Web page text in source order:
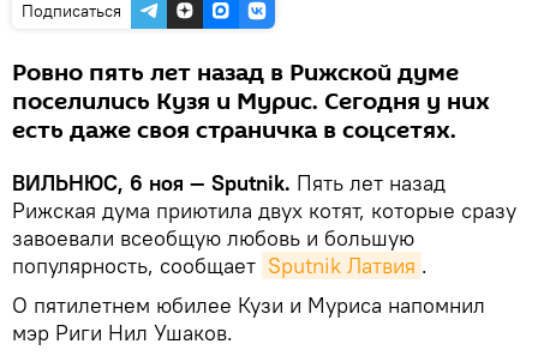
Подписаться
Ровно пять лет назад в Рижской думе
поселились Кузя и Мурис. Сегодня у них
есть даже своя страничка в соцсетях.
ВИЛЬНЮС, 6 ноя — Sputnik. Пять лет назад
Рижская дума приютила двух котят, которые сразу
завоевали всеобщую любовь и большую
популярность, сообщает Sputnik Латвия .
О пятилетнем юбилее Кузи и Муриса напомнил
мэр Риги Нил Ушаков.